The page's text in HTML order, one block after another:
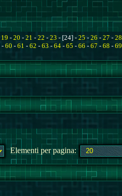
19 - 20 - 21 - 22 - 23 - [24] - 25 - 26 - 27 - 28
- 60 - 61 - 62 - 63 - 64 - 65 - 66 - 67 - 68 - 69
Elementi per pagina: